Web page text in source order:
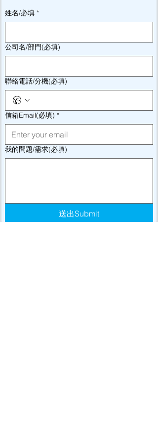
姓名/必填 *
公司名/部門(必填)
聯絡電話/分機(必填)
信箱Email(必填) *
我的問題/需求(必填)
送出Submit